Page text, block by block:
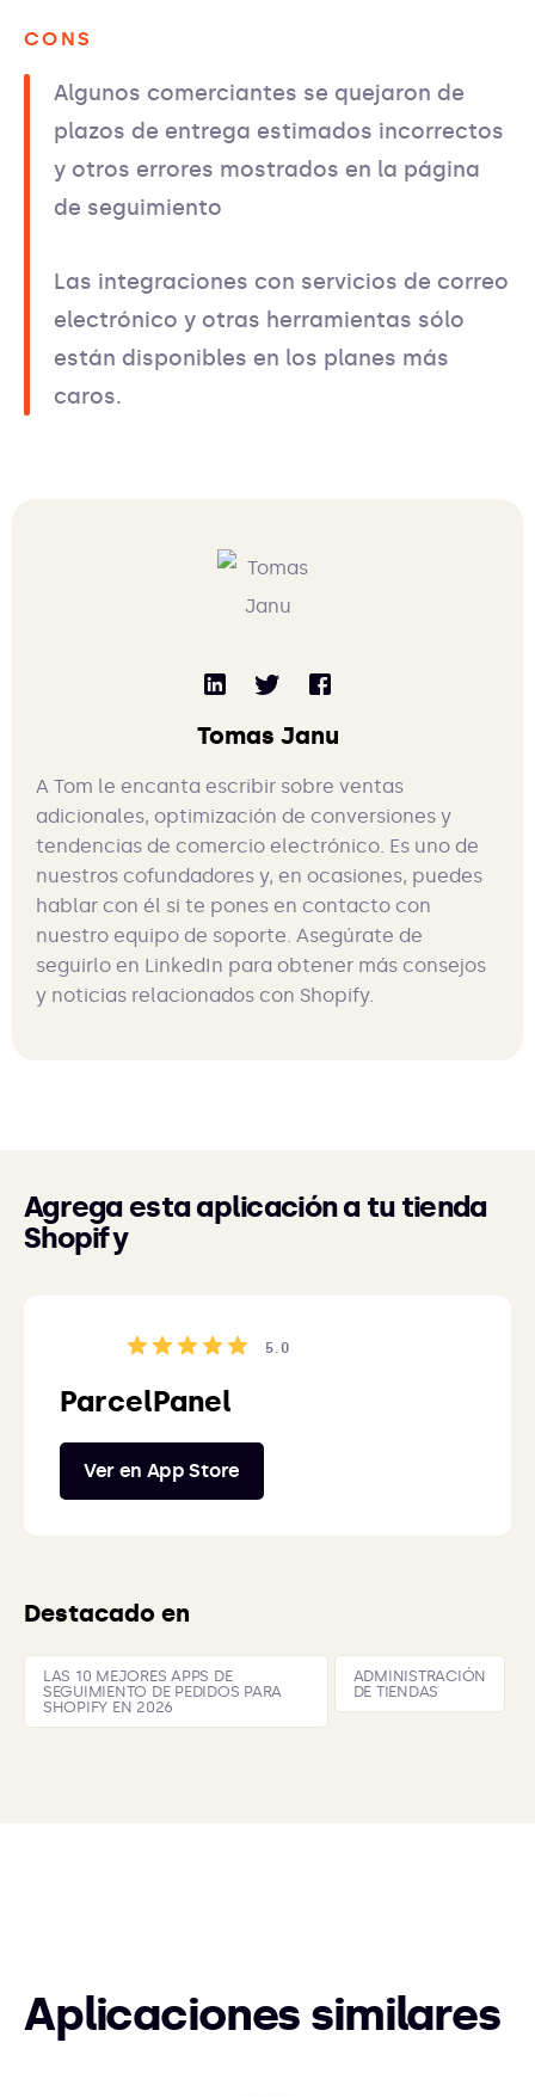
CONS
Algunos comerciantes se quejaron de
plazos de entrega estimados incorrectos
y otros errores mostrados en la página
de seguimiento
Las integraciones con servicios de correo
electrónico y otras herramientas sólo
están disponibles en los planes más
caros.
Tomas Janu
A Tom le encanta escribir sobre ventas
adicionales, optimización de conversiones y
tendencias de comercio electrónico. Es uno de
nuestros cofundadores y, en ocasiones, puedes
hablar con él si te pones en contacto con
nuestro equipo de soporte. Asegúrate de
seguirlo en LinkedIn para obtener más consejos
y noticias relacionados con Shopify.
Agrega esta aplicación a tu tienda
Shopify
5.0
ParcelPanel
Ver en App Store
Destacado en
LAS 10 MEJORES APPS DE
SEGUIMIENTO DE PEDIDOS PARA
SHOPIFY EN 2026
ADMINISTRACIÓN
DE TIENDAS
Aplicaciones similares